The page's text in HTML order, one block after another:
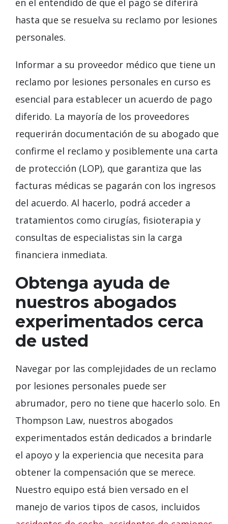
en el entendido de que el pago se diferirá
hasta que se resuelva su reclamo por lesiones
personales.
Informar a su proveedor médico que tiene un
reclamo por lesiones personales en curso es
esencial para establecer un acuerdo de pago
diferido. La mayoría de los proveedores
requerirán documentación de su abogado que
confirme el reclamo y posiblemente una carta
de protección (LOP), que garantiza que las
facturas médicas se pagarán con los ingresos
del acuerdo. Al hacerlo, podrá acceder a
tratamientos como cirugías, fisioterapia y
consultas de especialistas sin la carga
financiera inmediata.
Obtenga ayuda de
nuestros abogados
experimentados cerca
de usted
Navegar por las complejidades de un reclamo
por lesiones personales puede ser
abrumador, pero no tiene que hacerlo solo. En
Thompson Law, nuestros abogados
experimentados están dedicados a brindarle
el apoyo y la experiencia que necesita para
obtener la compensación que se merece.
Nuestro equipo está bien versado en el
manejo de varios tipos de casos, incluidos